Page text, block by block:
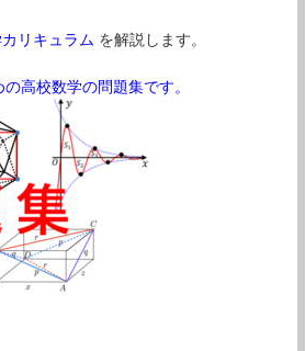
リキュラム を解説します。
高校数学の問題集です。